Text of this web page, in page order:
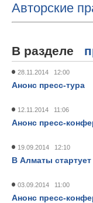
Авторские
В разделе
28.11.2014 12:00
Анонс пресс-тура
12.11.2014 11:06
Анонс пресс-
19.09.2014 12:10
В Алматы
03.09.2014 11:00
Анонс пресс-